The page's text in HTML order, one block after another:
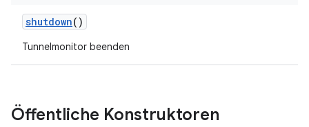
shutdown()
Tunnelmonitor beenden
Öffentliche Konstruktoren